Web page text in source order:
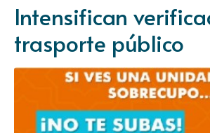
Intensifican
trasporte público